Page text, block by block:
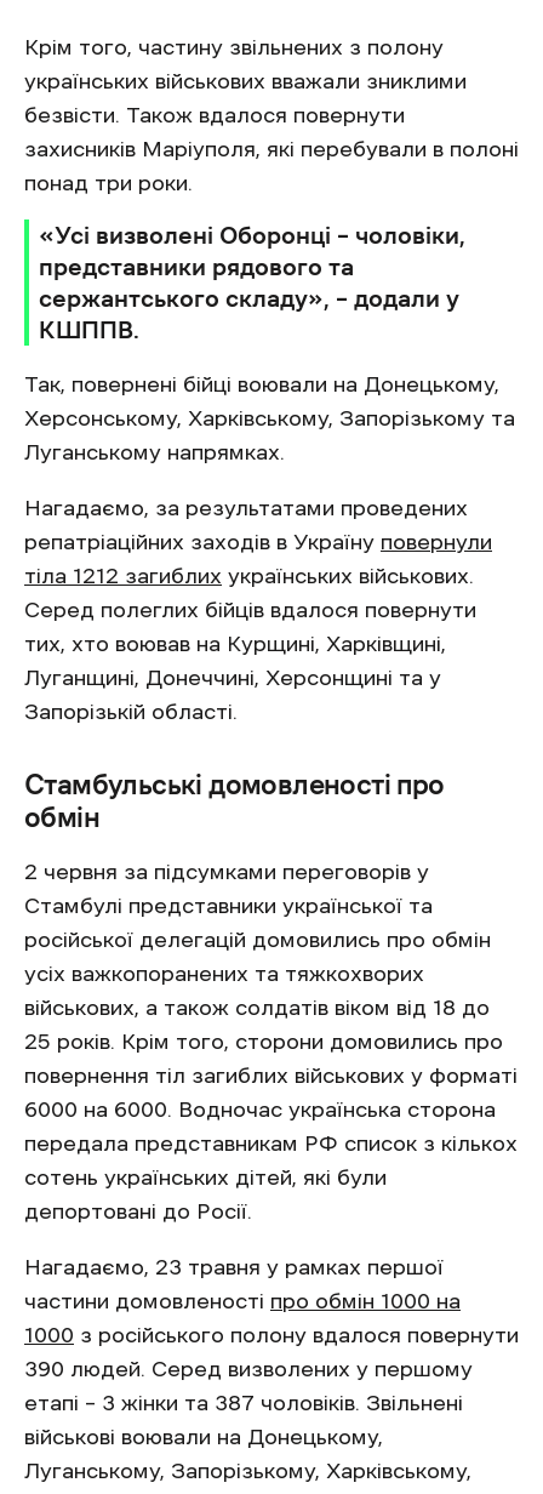
Крім того, частину звільнених з полону
українських військових вважали зниклими
безвісти. Також вдалося повернути
захисників Маріуполя, які перебували в полоні
понад три роки.
«Усі визволені Оборонці – чоловіки,
представники рядового та
сержантського складу», – додали у
КШППВ.
Так, повернені бійці воювали на Донецькому,
Херсонському, Харківському, Запорізькому та
Луганському напрямках.
Нагадаємо, за результатами проведених
репатріаційних заходів в Україну повернули
тіла 1212 загиблих українських військових.
Серед полеглих бійців вдалося повернути
тих, хто воював на Курщині, ⁠Харківщині,
Луганщині, ⁠Донеччині, ⁠Херсонщині та у
⁠Запорізькій області.
Стамбульські домовленості про
обмін
2 червня за підсумками переговорів у
Стамбулі представники української та
російської делегацій домовились про обмін
усіх важкопоранених та тяжкохворих
військових, а також солдатів віком від 18 до
25 років. Крім того, сторони домовились про
повернення тіл загиблих військових у форматі
6000 на 6000. Водночас українська сторона
передала представникам РФ список з кількох
сотень українських дітей, які були
депортовані до Росії.
Нагадаємо, 23 травня у рамках першої
частини домовленості про обмін 1000 на
1000 з російського полону вдалося повернути
390 людей. Серед визволених у першому
етапі – 3 жінки та 387 чоловіків. Звільнені
військові воювали на Донецькому,
Луганському, Запорізькому, Харківському,